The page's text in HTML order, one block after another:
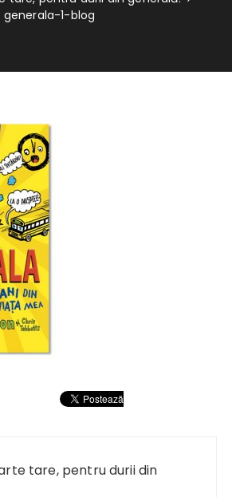
generala-1-blog
tare, pentru durii din